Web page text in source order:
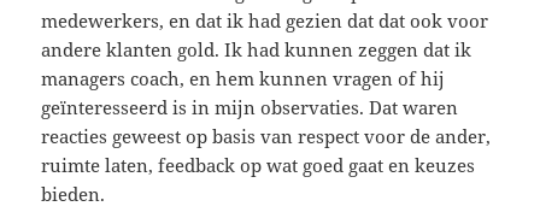
medewerkers, en dat ik had gezien dat dat ook voor
andere klanten gold. Ik had kunnen zeggen dat ik
managers coach, en hem kunnen vragen of hij
geïnteresseerd is in mijn observaties. Dat waren
reacties geweest op basis van respect voor de ander,
ruimte laten, feedback op wat goed gaat en keuzes
bieden.